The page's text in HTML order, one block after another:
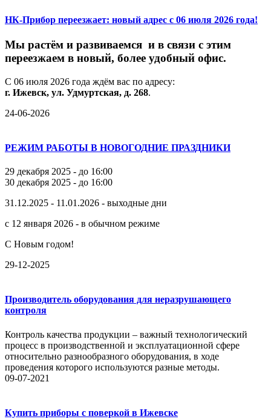
НК-Прибор переезжает: новый адрес с 06 июля 2026 года!
Мы растём и развиваемся и в связи с этим
переезжаем в новый, более удобный офис.
С 06 июля 2026 года ждём вас по адресу:
г. Ижевск, ул. Удмуртская, д. 268.
24-06-2026
РЕЖИМ РАБОТЫ В НОВОГОДНИЕ ПРАЗДНИКИ
29 декабря 2025 - до 16:00
30 декабря 2025 - до 16:00
31.12.2025 - 11.01.2026 - выходные дни
с 12 января 2026 - в обычном режиме
С Новым годом!
29-12-2025
Производитель оборудования для неразрушающего
контроля
Контроль качества продукции – важный технологический
процесс в производственной и эксплуатационной сфере
относительно разнообразного оборудования, в ходе
проведения которого используются разные методы.
09-07-2021
Купить приборы с поверкой в Ижевске